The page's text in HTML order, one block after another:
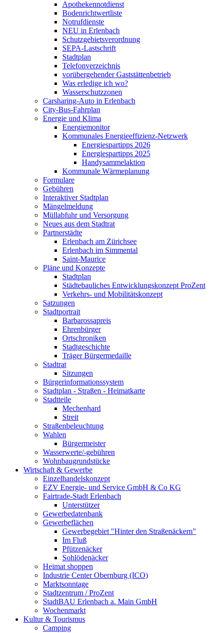
Apothekennotdienst
Bodenrichtwertliste
Notrufdienste
NEU in Erlenbach
Schutzgebietsverordnung
SEPA-Lastschrift
Stadtplan
Telefonverzeichnis
vorübergehender Gaststättenbetrieb
Was erledige ich wo?
Wasserschutzzonen
Carsharing-Auto in Erlenbach
City-Bus-Fahrplan
Energie und Klima
Energiemonitor
Kommunales Energieeffizienz-Netzwerk
Energiespartipps 2026
Energiespartipps 2025
Handysammelaktion
Kommunale Wärmeplanung
Formulare
Gebühren
Interaktiver Stadtplan
Mängelmeldung
Müllabfuhr und Versorgung
Neues aus dem Stadtrat
Partnerstädte
Erlenbach am Zürichsee
Erlenbach im Simmental
Saint-Maurice
Pläne und Konzepte
Stadtplan
Städtebauliches Entwicklungskonzept ProZent
Verkehrs- und Mobilitätskonzept
Satzungen
Stadtportrait
Barbarossapreis
Ehrenbürger
Ortschroniken
Stadtgeschichte
Träger Bürgermedaille
Stadtrat
Sitzungen
Bürgerinformationssystem
Stadtplan - Straßen - Heimatkarte
Stadtteile
Mechenhard
Streit
Straßenbeleuchtung
Wahlen
Bürgermeister
Wasserwerte/-gebühren
Wohnbaugrundstücke
Wirtschaft & Gewerbe
Einzelhandelskonzept
EZV Energie- und Service GmbH & Co KG
Fairtrade-Stadt Erlenbach
Unterstützer
Gewerbedatenbank
Gewerbeflächen
Gewerbegebiet "Hinter den Straßenäckern"
Im Fluß
Pfützenäcker
Sohlödenäcker
Heimat shoppen
Industrie Center Obernburg (ICO)
Marktsonntage
Stadtzentrum / ProZent
StadtBAU Erlenbach a. Main GmbH
Wochenmarkt
Kultur & Tourismus
Camping